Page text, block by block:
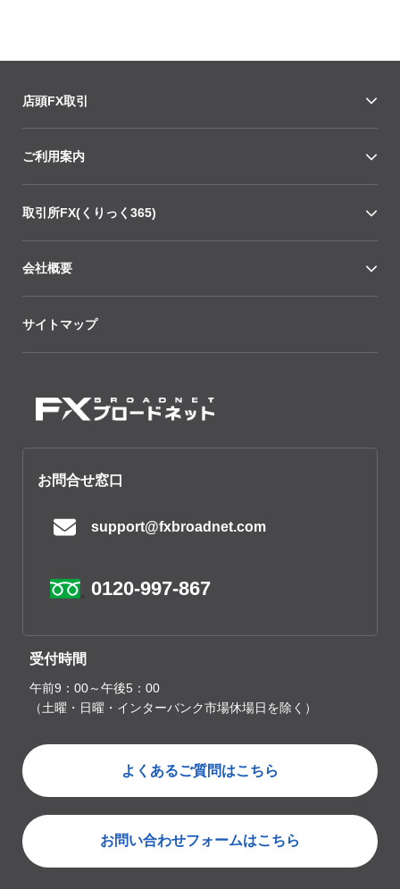
店頭FX取引
ご利用案内
取引所FX(くりっく365)
会社概要
サイトマップ
お問合せ窓口
support@fxbroadnet.com
0120-997-867
受付時間
午前9：00～午後5：00
（土曜・日曜・インターバンク市場休場日を除く）
よくあるご質問はこちら
お問い合わせフォームはこちら